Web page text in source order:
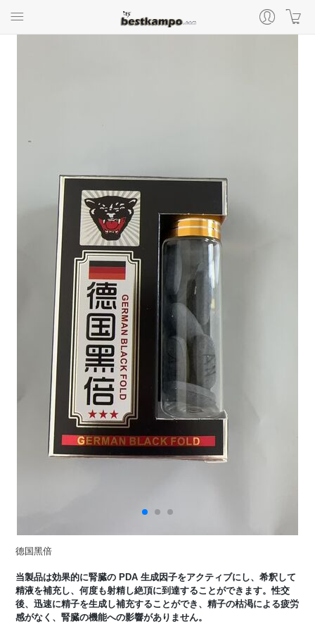
德国黑倍
当製品は効果的に腎臓の PDA 生成因子をアクティブにし、希釈して
精液を補充し、何度も射精し絶頂に到達することができます。性交
後、迅速に精子を生成し補充することができ、精子の枯渇による疲労
感がなく、腎臓の機能への影響がありません。